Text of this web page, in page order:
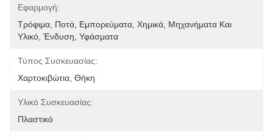
Εφαρμογή:
Τρόφιμα, Ποτά, Εμπορεύματα, Χημικά, Μηχανήματα Και
Υλικό, Ένδυση, Υφάσματα
Τύπος Συσκευασίας:
Χαρτοκιβώτια, Θήκη
Υλικό Συσκευασίας:
Πλαστικό